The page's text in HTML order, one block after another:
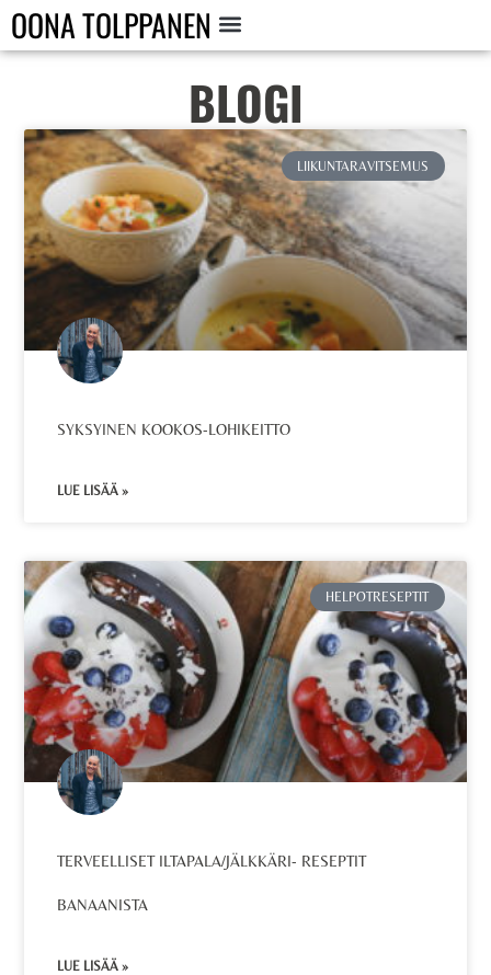
OONA TOLPPANEN
BLOGI
LIIKUNTARAVITSEMUS
SYKSYINEN KOOKOS-LOHIKEITTO
LUE LISÄÄ »
HELPOTRESEPTIT
TERVEELLISET ILTAPALA/JÄLKKÄRI- RESEPTIT
BANAANISTA
LUE LISÄÄ »